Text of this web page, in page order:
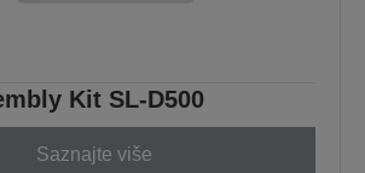
Kit SL-D500
Saznajte više